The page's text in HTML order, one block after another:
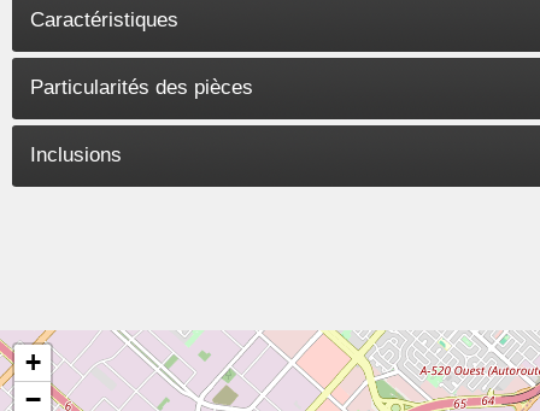
Caractéristiques
Particularités des pièces
Inclusions